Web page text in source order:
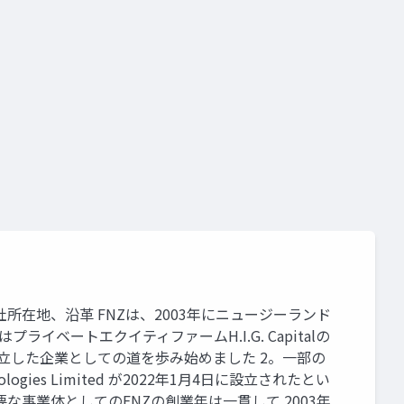
在地、沿革 FNZは、2003年にニュージーランド
プライベートエクイティファームH.I.G. Capitalの
た企業としての道を歩み始めました 2。一部の
Limited が2022年1月4日に設立されたとい